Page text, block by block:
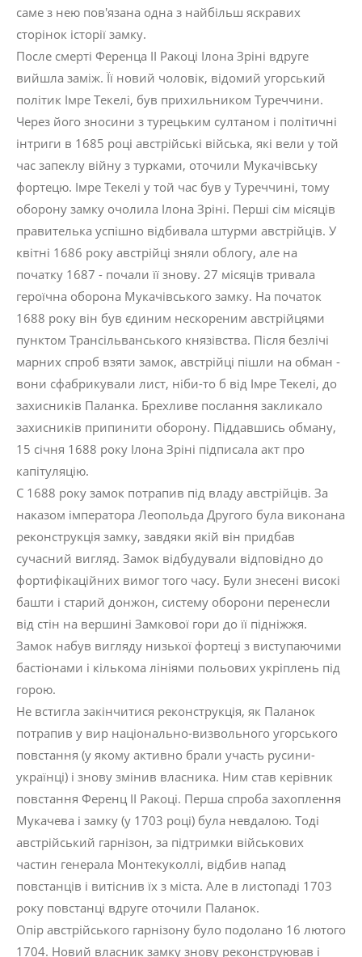
саме з нею пов'язана одна з найбільш яскравих
сторінок історії замку.
После смерті Ференца ІІ Ракоці Ілона Зріні вдруге
вийшла заміж. Її новий чоловік, відомий угорський
політик Імре Текелі, був прихильником Туреччини.
Через його зносини з турецьким султаном і політичні
інтриги в 1685 році австрійські війська, які вели у той
час запеклу війну з турками, оточили Мукачівську
фортецю. Імре Текелі у той час був у Туреччині, тому
оборону замку очолила Ілона Зріні. Перші сім місяців
правителька успішно відбивала штурми австрійців. У
квітні 1686 року австрійці зняли облогу, але на
початку 1687 - почали її знову. 27 місяців тривала
героїчна оборона Мукачівського замку. На початок
1688 року він був єдиним нескореним австрійцями
пунктом Трансільванського князівства. Після безлічі
марних спроб взяти замок, австрійці пішли на обман -
вони сфабрикували лист, ніби-то б від Імре Текелі, до
захисників Паланка. Брехливе послання закликало
захисників припинити оборону. Піддавшись обману,
15 січня 1688 року Ілона Зріні підписала акт про
капітуляцію.
С 1688 року замок потрапив під владу австрійців. За
наказом імператора Леопольда Другого була виконана
реконструкція замку, завдяки якій він придбав
сучасний вигляд. Замок відбудували відповідно до
фортифікаційних вимог того часу. Були знесені високі
башти і старий донжон, систему оборони перенесли
від стін на вершині Замкової гори до її підніжжя.
Замок набув вигляду низької фортеці з виступаючими
бастіонами і кількома лініями польових укріплень під
горою.
Не встигла закінчитися реконструкція, як Паланок
потрапив у вир національно-визвольного угорського
повстання (у якому активно брали участь русини-
українці) і знову змінив власника. Ним став керівник
повстання Ференц ІІ Ракоці. Перша спроба захоплення
Мукачева і замку (у 1703 році) була невдалою. Тоді
австрійський гарнізон, за підтримки військових
частин генерала Монтекуколлі, відбив напад
повстанців і витіснив їх з міста. Але в листопаді 1703
року повстанці вдруге оточили Паланок.
Опір австрійського гарнізону було подолано 16 лютого
1704. Новий власник замку знову реконструював і